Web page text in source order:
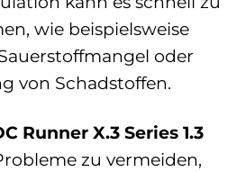
wie beispielsweise
oder
von Schadstoffen.
Runner X.3 Series 1.3
zu vermeiden,